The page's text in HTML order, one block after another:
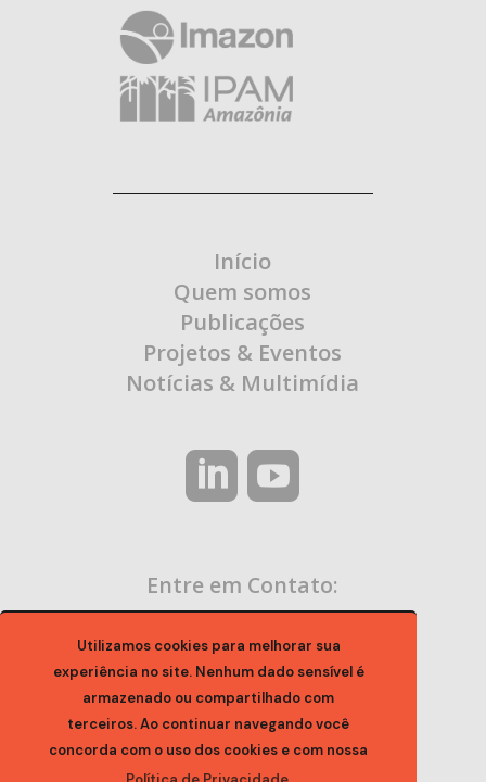
Utilizamos cookies para melhorar sua
experiência no site. Nenhum dado sensível é
armazenado ou compartilhado com
terceiros. Ao continuar navegando você
concorda com o uso dos cookies e com nossa
Início
Quem somos
Publicações
Projetos & Eventos
Notícias & Multimídia
Entre em Contato:
contato@ocaa.org.br